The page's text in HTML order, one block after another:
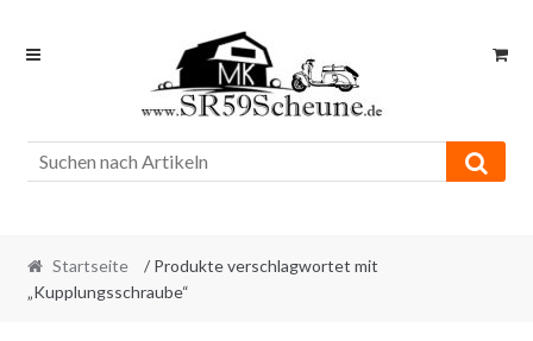
Skip
Skip
Startseite
/ Produkte verschlagwortet mit
„Kupplungsschraube“